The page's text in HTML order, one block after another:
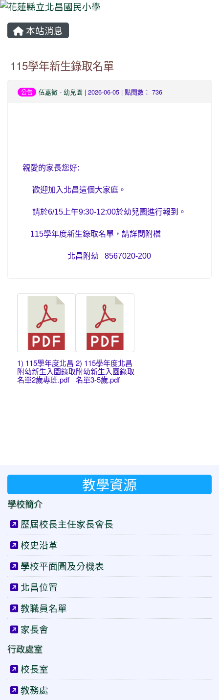
本站消息
115學年新生錄取名單
公告 伍嘉微 - 幼兒園 | 2026-06-05 | 點閱數： 736
親愛的家長您好:
歡迎加入北昌這個大家庭。
請於6/15 上午9:30-12:00於幼兒園進行報到。
115學年度新生錄取名單，請詳閱附檔
北昌附幼 8567020-200
1) 115學年度北昌
附幼新生入園錄取
名單2歲專班.pdf
2) 115學年度北昌
附幼新生入園錄取
名單3-5歲.pdf
教學資源
學校簡介
歷屆校長主任家長會長
校史沿革
學校平面圖及分機表
北昌位置
教職員名單
家長會
行政處室
校長室
教務處